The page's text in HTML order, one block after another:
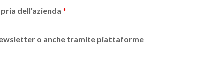
dell'azienda *
o anche tramite piattaforme